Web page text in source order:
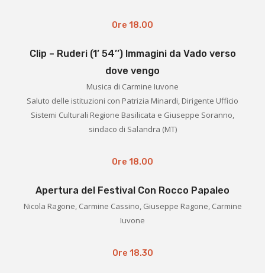
Ore 18.00
Clip – Ruderi (1’ 54’’) Immagini da Vado verso
dove vengo
Musica di Carmine Iuvone
Saluto delle istituzioni con Patrizia Minardi, Dirigente Ufficio
Sistemi Culturali Regione Basilicata e Giuseppe Soranno,
sindaco di Salandra (MT)
Ore 18.00
Apertura del Festival Con Rocco Papaleo
Nicola Ragone, Carmine Cassino, Giuseppe Ragone, Carmine
Iuvone
Ore 18.30